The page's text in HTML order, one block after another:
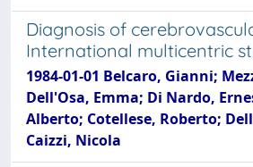
Diagnosis of
International multicentric
1984-01-01 Belcaro, Gianni;
Dell'Osa, Emma; Di Nardo,
Alberto; Cotellese, Roberto;
Caizzi, Nicola